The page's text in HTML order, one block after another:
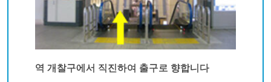
역 개찰구에서 직진하여 출구로 향합니다